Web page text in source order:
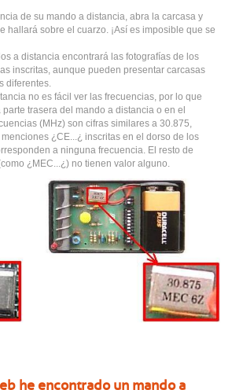
de su mando a distancia, abra la carcasa y
hallará sobre el cuarzo. ¡Así es imposible que se
a distancia encontrará las fotografías de los
inscritas, aunque pueden presentar carcasas
diferentes.
no es fácil ver las frecuencias, por lo que
trasera del mando a distancia o en el
(MHz) son cifras similares a 30.875,
¿CE...¿ inscritas en el dorso de los
a ninguna frecuencia. El resto de
¿MEC...¿) no tienen valor alguno.
he encontrado un mando a